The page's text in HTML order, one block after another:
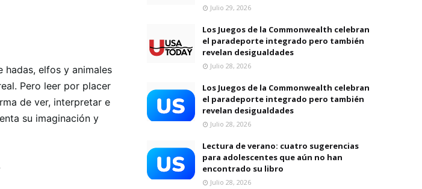
elfos y animales
Pero leer por placer
de ver, interpretar e
su imaginación y
Julio 29, 2026
Los Juegos de la Commonwealth celebran
el paradeporte integrado pero también
revelan desigualdades
Julio 28, 2026
Los Juegos de la Commonwealth celebran
el paradeporte integrado pero también
revelan desigualdades
Julio 28, 2026
Lectura de verano: cuatro sugerencias
para adolescentes que aún no han
encontrado su libro
Julio 28, 2026